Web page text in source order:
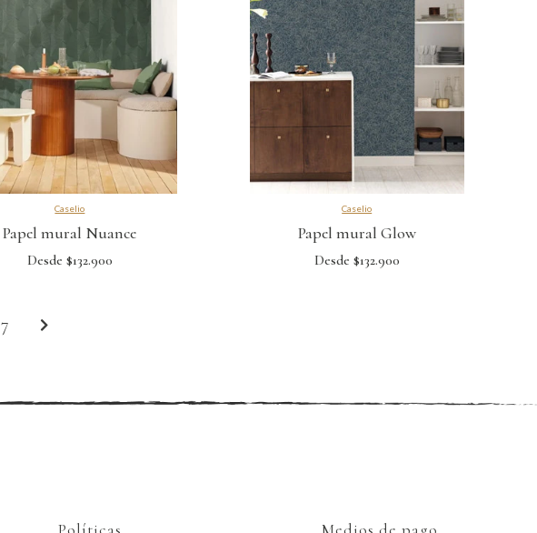
Caselio
Papel mural Nuance
Desde $132.900
Caselio
Papel mural Glow
Desde $132.900
7